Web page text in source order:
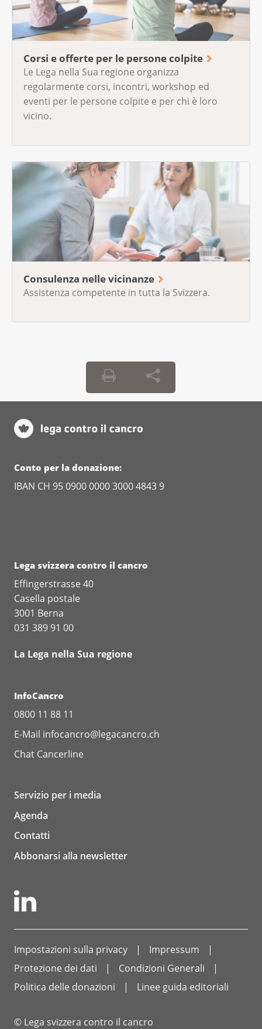
Corsi e offerte per le persone colpite
Le Lega nella Sua regione organizza
regolarmente corsi, incontri, workshop ed
eventi per le persone colpite e per chi è loro
vicino.
Consulenza nelle vicinanze
Assistenza competente in tutta la Svizzera.
Conto per la donazione:
IBAN CH 95 0900 0000 3000 4843 9
Lega svizzera contro il cancro
Effingerstrasse 40
Casella postale
3001 Berna
031 389 91 00
La Lega nella Sua regione
InfoCancro
0800 11 88 11
E-Mail infocancro@legacancro.ch
Chat Cancerline
Servizio per i media
Agenda
Contatti
Abbonarsi alla newsletter
Impostazioni sulla privacy
Impressum
Protezione dei dati
Condizioni Generali
Politica delle donazioni
Linee guida editoriali
© Lega svizzera contro il cancro